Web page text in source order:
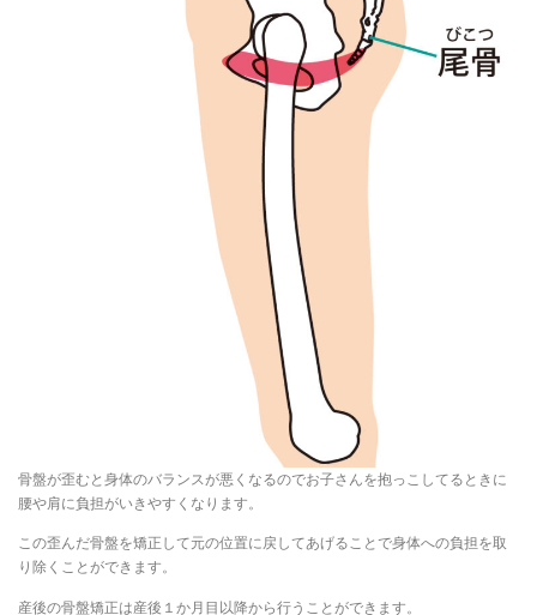
骨盤が歪むと身体のバランスが悪くなるのでお子さんを抱っこしてるときに
腰や肩に負担がいきやすくなります。
この歪んだ骨盤を矯正して元の位置に戻してあげることで身体への負担を取
り除くことができます。
産後の骨盤矯正は産後１か月目以降から行うことができます。